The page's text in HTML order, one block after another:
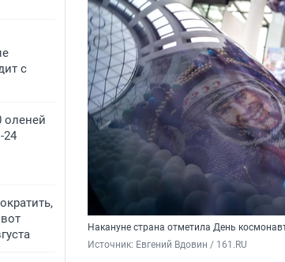
с
оленей
24
Накануне страна отметила День
Источник: Евгений Вдовин / 161.RU